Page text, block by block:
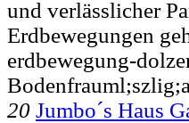
und verlässlicher
Erdbewegungen
erdbewegung-
20 Jumbo´s Haus